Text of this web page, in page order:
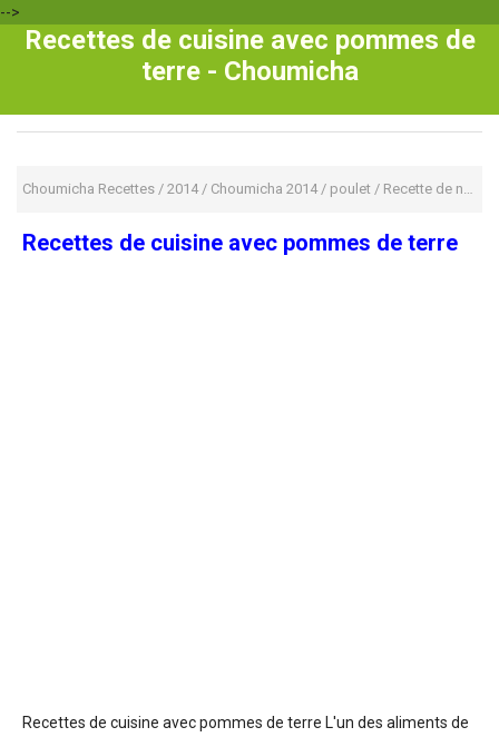
-->
Recettes de cuisine avec pommes de
terre - Choumicha
Choumicha Recettes / 2014/ Choumicha 2014/ poulet / Recette de noel
Recettes de cuisine avec pommes de terre
Recettes de cuisine avec pommes de terre L'un des aliments de